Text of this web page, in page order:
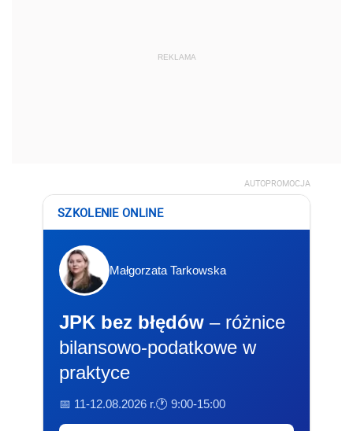
REKLAMA
AUTOPROMOCJA
SZKOLENIE ONLINE
Małgorzata Tarkowska
JPK bez błędów – różnice
bilansowo-podatkowe w
praktyce
📅 11-12.08.2026 r.🕐 9:00-15:00